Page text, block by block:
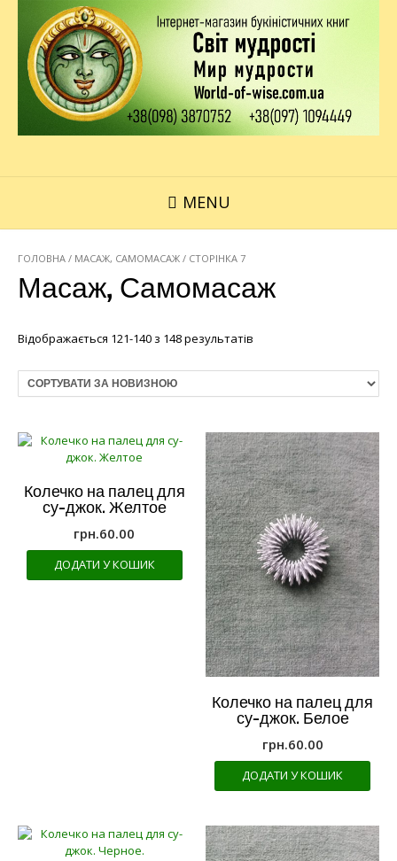
MENU
ГОЛОВНА / МАСАЖ, САМОМАСАЖ / СТОРІНКА 7
Масаж, Самомасаж
Відображається 121-140 з 148 результатів
Колечко на палец для
су-джок. Желтое
грн.60.00
ДОДАТИ У КОШИК
Колечко на палец для
су-джок. Белое
грн.60.00
ДОДАТИ У КОШИК